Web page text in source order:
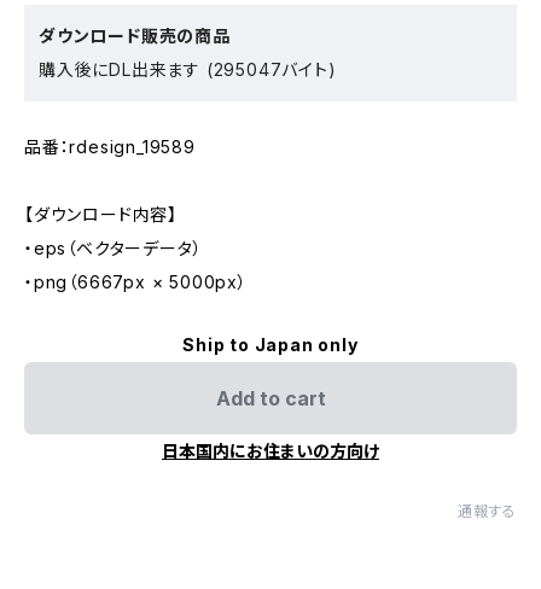
ダウンロード販売の商品
購入後にDL出来ます (295047バイト)
品番：rdesign_19589
【ダウンロード内容】
・eps（ベクターデータ）
・png（6667px × 5000px）
Ship to Japan only
Add to cart
日本国内にお住まいの方向け
通報する